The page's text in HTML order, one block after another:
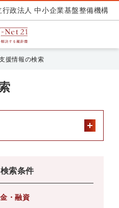
行政法人 中小企業基盤整備機構
援情報の検索
索条件
・融資